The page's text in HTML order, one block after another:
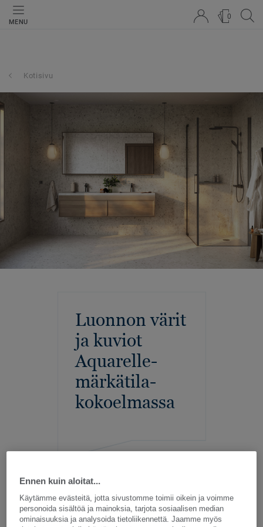
MENU
0
Kotisivu
Luonnon värit
ja kuviot
Aquarelle-
märkätila-
kokoelmassa
Aquarelle – Huolellista suunnittelua
kylpyhuoneisiin
Ennen kuin aloitat...
Käytämme evästeitä, jotta sivustomme toimii oikein ja voimme
personoida sisältöä ja mainoksia, tarjota sosiaalisen median
ominaisuuksia ja analysoida tietoliikennettä. Jaamme myös